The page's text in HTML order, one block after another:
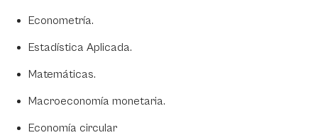
Econometría.
Estadística Aplicada.
Matemáticas.
Macroeconomía monetaria.
Economía circular